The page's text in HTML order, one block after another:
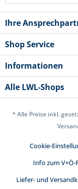
Ihre
Shop Service
Informationen
Alle LWL-Shops
* Alle Preise inkl.
Cookie-
Info zum V+Ö-
Liefer- und